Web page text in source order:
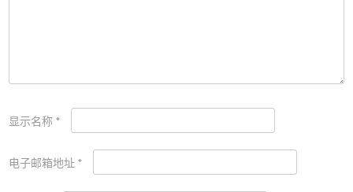
显示名称 *
电子邮箱地址 *